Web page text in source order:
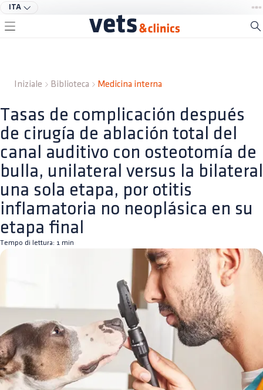
ITA
Iniziale Biblioteca Medicina interna
Tasas de complicación después
de cirugía de ablación total del
canal auditivo con osteotomía de
bulla, unilateral versus la bilateral
una sola etapa, por otitis
inflamatoria no neoplásica en su
etapa final
Tempo di lettura: 1 min